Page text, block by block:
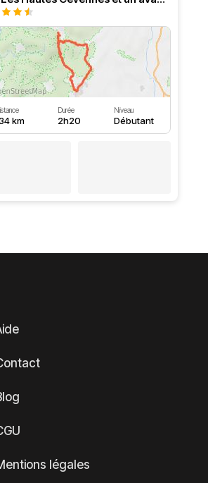
km
Durée
2h20
Niveau
Débutant
légales